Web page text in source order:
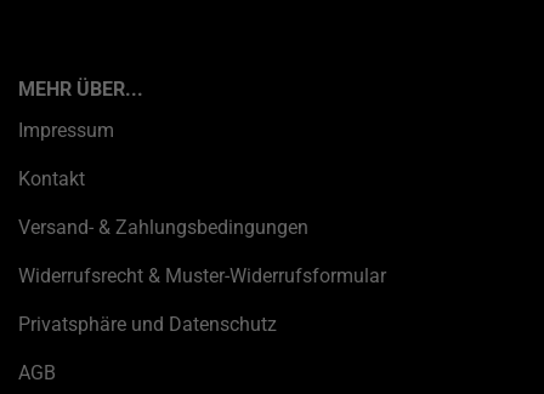
MEHR ÜBER...
Impressum
Kontakt
Versand- & Zahlungsbedingungen
Widerrufsrecht & Muster-Widerrufsformular
Privatsphäre und Datenschutz
AGB